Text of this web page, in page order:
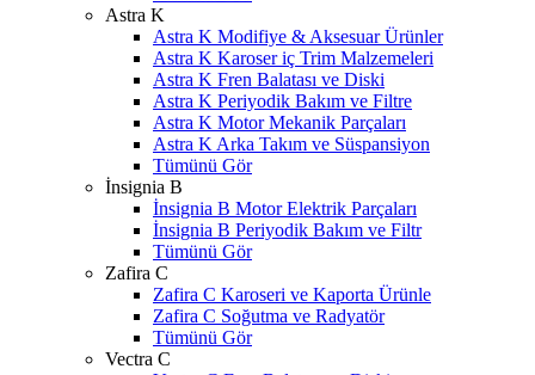
Astra K
Astra K Modifiye & Aksesuar Ürünler
Astra K Karoser iç Trim Malzemeleri
Astra K Fren Balatası ve Diski
Astra K Periyodik Bakım ve Filtre
Astra K Motor Mekanik Parçaları
Astra K Arka Takım ve Süspansiyon
Tümünü Gör
İnsignia B
İnsignia B Motor Elektrik Parçaları
İnsignia B Periyodik Bakım ve Filtr
Tümünü Gör
Zafira C
Zafira C Karoseri ve Kaporta Ürünle
Zafira C Soğutma ve Radyatör
Tümünü Gör
Vectra C